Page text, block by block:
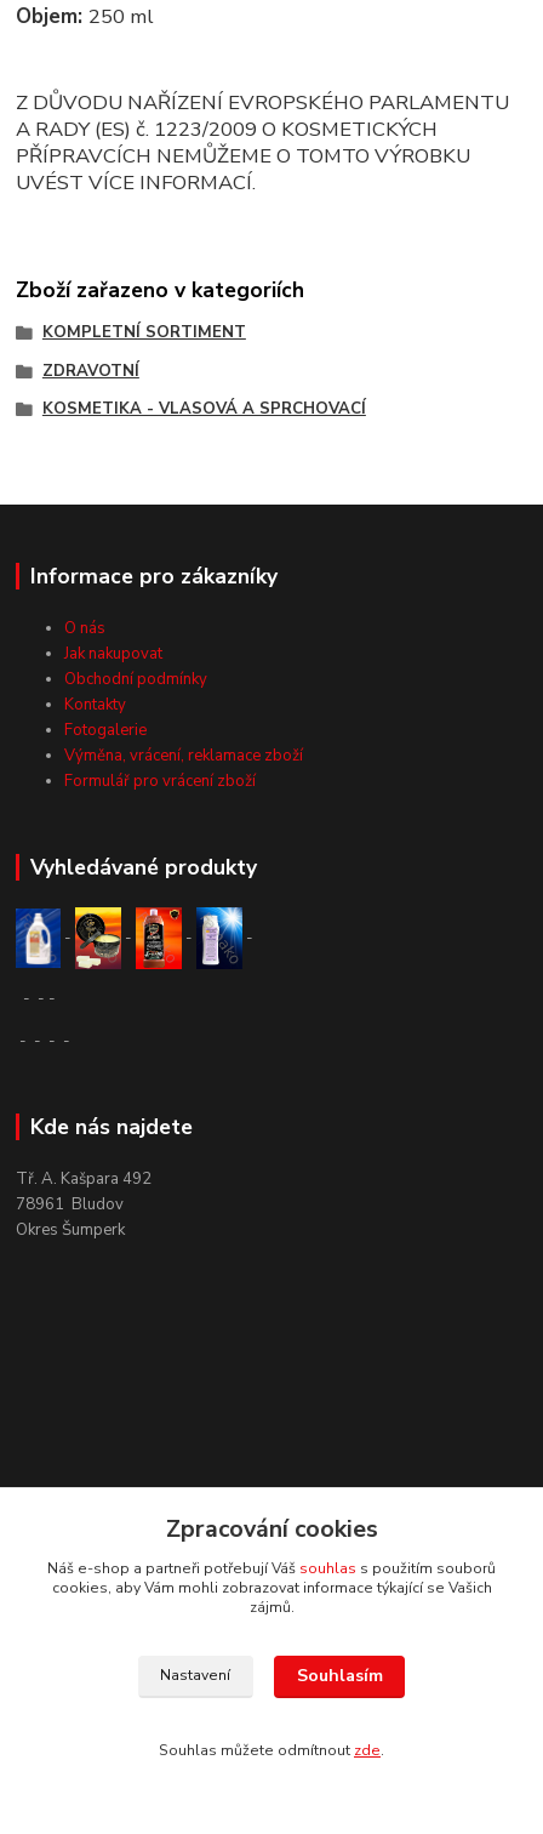
Objem: 250 ml
Z DŮVODU NAŘÍZENÍ EVROPSKÉHO PARLAMENTU
A RADY (ES) č. 1223/2009 O KOSMETICKÝCH
PŘÍPRAVCÍCH NEMŮŽEME O TOMTO VÝROBKU
UVÉST VÍCE INFORMACÍ.
Zboží zařazeno v kategoriích
KOMPLETNÍ SORTIMENT
ZDRAVOTNÍ
KOSMETIKA - VLASOVÁ A SPRCHOVACÍ
Informace pro zákazníky
O nás
Jak nakupovat
Obchodní podmínky
Kontakty
Fotogalerie
Výměna, vrácení, reklamace zboží
Formulář pro vrácení zboží
Vyhledávané produkty
- - - -
- - -
- - - -
Kde nás najdete
Tř. A. Kašpara 492
78961 Bludov
Okres Šumperk
Miroslav Kochan
+420 777 936 776
Zpracování cookies
Náš e-shop a partneři potřebují Váš souhlas s použitím souborů
cookies, aby Vám mohli zobrazovat informace týkající se Vašich
zájmů.
Nastavení Souhlasím
Souhlas můžete odmítnout zde.